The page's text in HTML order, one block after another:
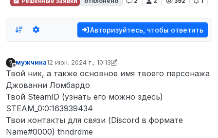
Авторизуйтесь, чтобы ответить
Не в сети
мужчина12 июн. 2024 г., 10:13
отредактировано inquizzy
Твой ник, а также основное имя твоего персонажа
Джованни Ломбардо
Твой SteamID (узнать его можно здесь)
STEAM_0:0:163939434
Твои контакты для связи (Discord в формате
Name#0000) thndrdme